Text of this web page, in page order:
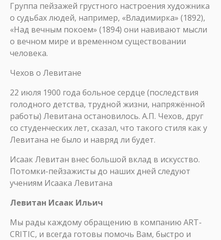
Группа пейзажей грустного настроения художника
о судьбах людей, например, «Владимирка» (1892),
«Над вечным покоем» (1894) они навивают мысли
о вечном мире и временном существовании
человека.
Чехов о Левитане
22 июля 1900 года больное сердце (последствия
голодного детства, трудной жизни, напряжённой
работы) Левитана остановилось. А.П. Чехов, друг
со студенческих лет, сказал, что такого стиля как у
Левитана не было и навряд ли будет.
Исаак Левитан внес большой вклад в искусство.
Потомки-пейзажисты до наших дней следуют
учениям Исаака Левитана
Левитан Исаак Ильич
Мы рады каждому обращению в компанию ART-
CRITIC, и всегда готовы помочь Вам, быстро и